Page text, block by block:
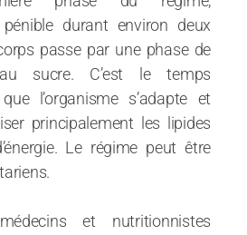
pénible durant environ deux
passe par une phase de
sucre. C’est le temps
l’organisme s’adapte et
principalement les lipides
Le régime peut être
et nutritionnistes